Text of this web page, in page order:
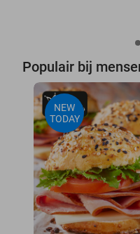
Populair bij
NEW
TODAY